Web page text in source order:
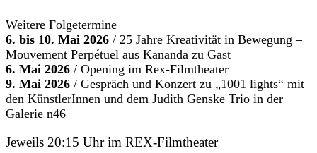
Weitere Folgetermine
6. bis 10. Mai 2026 / 25 Jahre Kreativität in Bewegung –
Mouvement Perpétuel aus Kananda zu Gast
6. Mai 2026 / Opening im Rex-Filmtheater
9. Mai 2026 / Gespräch und Konzert zu „1001 lights“ mit
den KünstlerInnen und dem Judith Genske Trio in der
Galerie n46
Jeweils 20:15 Uhr im REX-Filmtheater